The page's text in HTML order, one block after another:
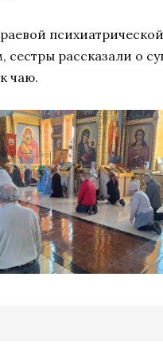
рассказали о
чаю.